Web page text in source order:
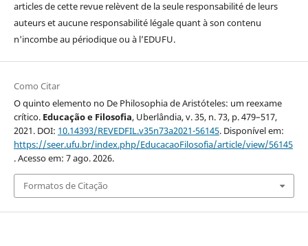
articles de cette revue relèvent de la seule responsabilité de leurs
auteurs et aucune responsabilité légale quant à son contenu
n'incombe au périodique ou à l’EDUFU.
Como Citar
O quinto elemento no De Philosophia de Aristóteles: um reexame
crítico. Educação e Filosofia, Uberlândia, v. 35, n. 73, p. 479–517,
2021. DOI: 10.14393/REVEDFIL.v35n73a2021-56145. Disponível em:
https://seer.ufu.br/index.php/EducacaoFilosofia/article/view/56145
. Acesso em: 7 ago. 2026.
Formatos de Citação